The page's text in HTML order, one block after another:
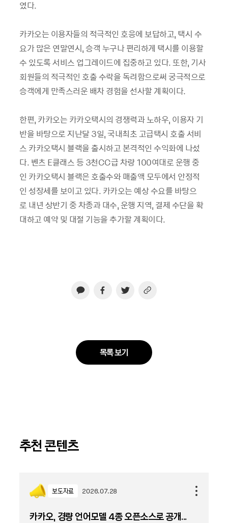
였다.
카카오는 이용자들의 적극적인 호응에 보답하고, 택시 수
요가 많은 연말연시,승객 누구나 편리하게 택시를 이용할
수 있도록 서비스 업그레이드에 집중하고 있다.또한, 기사
회원들의 적극적인 호출 수락을 독려함으로써 궁극적으로
승객에게 만족스러운 배차 경험을 선사할 계획이다.
한편, 카카오는 카카오택시의 경쟁력과 노하우, 이용자 기
반을 바탕으로 지난달3일,국내최초 고급택시 호출 서비
스 카카오택시 블랙을 출시하고 본격적인 수익화에 나섰
다. 벤츠 E클래스 등 3천CC급 차량100여대로 운행 중
인 카카오택시 블랙은 호출수와 매출액 모두에서 안정적
인 성장세를 보이고 있다. 카카오는 예상 수요를 바탕으
로 내년 상반기 중 차종과 대수,운행 지역, 결제 수단을 확
대하고 예약 및 대절 기능을 추가할 계획이다.
목록 보기
추천 콘텐츠
보도자료 2026.07.28
카카오, 경량 언어모델 4종 오픈소스로 공개...